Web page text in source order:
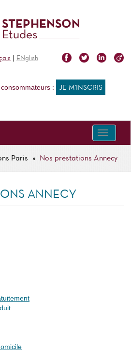
| ENglish
: JE M'INSCRIS
Toggle
Paris Nos prestations Annecy
ANNECY